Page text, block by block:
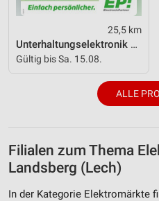
25,5 km
Unterhaltungselektronik 08/2026
Gültig bis Sa. 15.08.
ALLE
Filialen zum Thema
Landsberg (Lech)
In der Kategorie Elektromärkte